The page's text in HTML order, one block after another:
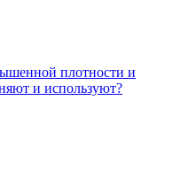
плотности и
и используют?